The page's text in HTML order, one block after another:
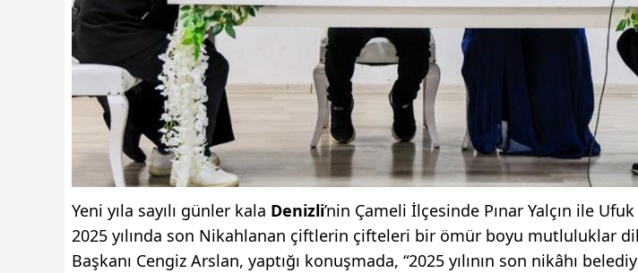
Yeni yıla sayılı günler kala Denizli’nin Çameli İlçesinde Pınar Yalçın ile
2025 yılında son Nikahlanan çiftlerin çifteleri bir ömür boyu mutluluklar
Başkanı Cengiz Arslan, yaptığı konuşmada, “2025 yılının son nikâhı